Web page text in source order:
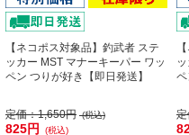
【ネコポス対象品】釣武者 ステ
ッカー MST マナーキーパー ワッ
ペン つりが好き【即日発送】
定価：1,650円 (税込)
825円 (税込)
ペ